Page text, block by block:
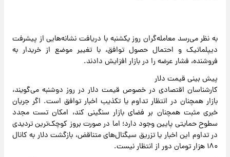
به نظر می‌رسد معامله‌گران روز یکشنبه با دریافت نشانه‌هایی از پیشرفت
دیپلماتیک و احتمال حصول توافق، با تغییر موضع از خریدار به
فروشنده، فشار عرضه را در بازار افزایش دادند.
پیش ‌بینی قیمت دلار
کارشناسان اقتصادی در خصوص قیمت دلار در روز دوشنبه می‌گویند،
بازار همچنان در انتظار تداوم یا تکذیب اخبار توافق است. اگر جریان
خبری مثبت همچنان بر فضای بازار سنگینی کند، امکان تست مجدد
سطوح حمایتی پایین وجود دارد؛ اما در صورت بروز کوچک‌ترین تردیدی
در تداوم این اخبار یا تزریق سیگنال‌های متناقض، بازگشت دلار به کانال
۱۸۰ هزار تومان دور از انتظار نیست.